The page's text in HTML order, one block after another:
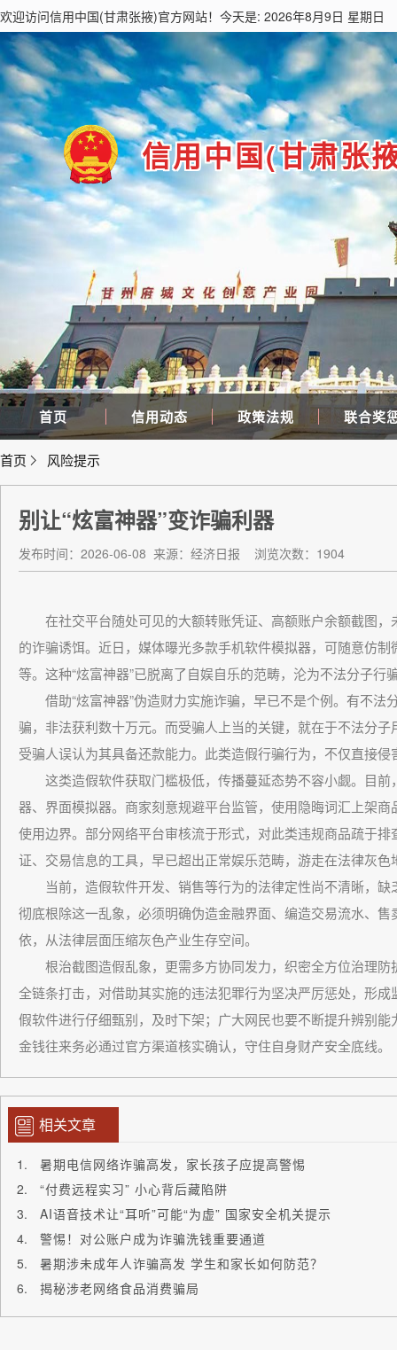
欢迎访问信用中国(甘肃张掖)官方网站！今天是: 2026年8月9日 星期日
信用中国(甘肃张
首页 信用动态 政策法规 联合奖
首页 风险提示
别让“炫富神器”变诈骗利器
发布时间：2026-06-08 来源：经济日报 浏览次数：1904
在社交平台随处可见的大额转账凭证、高额账户余额截图，
的诈骗诱饵。近日，媒体曝光多款手机软件模拟器，可随意仿
等。这种“炫富神器”已脱离了自娱自乐的范畴，沦为不法分子行
借助“炫富神器”伪造财力实施诈骗，早已不是个例。有不法
骗，非法获利数十万元。而受骗人上当的关键，就在于不法分
受骗人误认为其具备还款能力。此类造假行骗行为，不仅直接
这类造假软件获取门槛极低，传播蔓延态势不容小觑。目前
器、界面模拟器。商家刻意规避平台监管，使用隐晦词汇上架
使用边界。部分网络平台审核流于形式，对此类违规商品疏于
证、交易信息的工具，早已超出正常娱乐范畴，游走在法律灰
当前，造假软件开发、销售等行为的法律定性尚不清晰，缺
彻底根除这一乱象，必须明确伪造金融界面、编造交易流水、
依，从法律层面压缩灰色产业生存空间。
根治截图造假乱象，更需多方协同发力，织密全方位治理防
全链条打击，对借助其实施的违法犯罪行为坚决严厉惩处，形
假软件进行仔细甄别，及时下架；广大网民也要不断提升辨别
金钱往来务必通过官方渠道核实确认，守住自身财产安全底线。
相关文章
暑期电信网络诈骗高发，家长孩子应提高警惕
“付费远程实习” 小心背后藏陷阱
AI语音技术让“耳听”可能“为虚” 国家安全机关提示
警惕！对公账户成为诈骗洗钱重要通道
暑期涉未成年人诈骗高发 学生和家长如何防范？
揭秘涉老网络食品消费骗局